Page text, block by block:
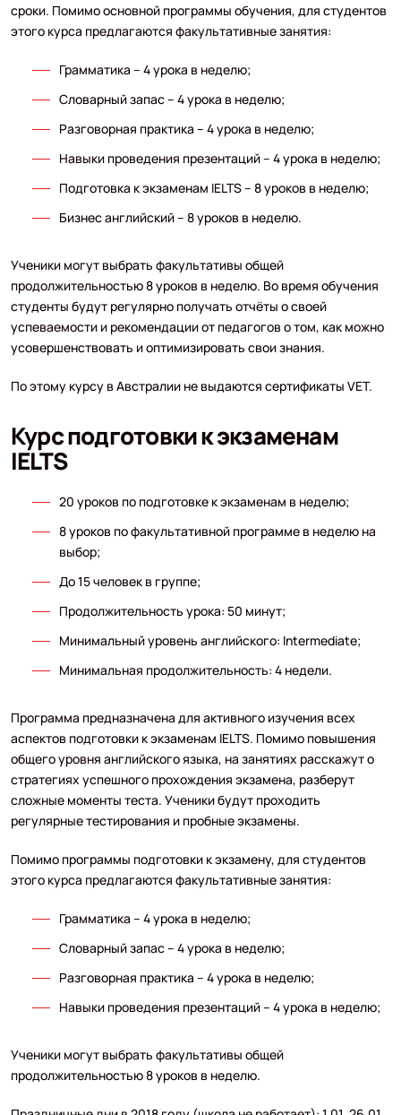
сроки. Помимо основной программы обучения, для студентов
этого курса предлагаются факультативные занятия:
Грамматика – 4 урока в неделю;
Словарный запас – 4 урока в неделю;
Разговорная практика – 4 урока в неделю;
Навыки проведения презентаций – 4 урока в неделю;
Подготовка к экзаменам IELTS – 8 уроков в неделю;
Бизнес английский – 8 уроков в неделю.
Ученики могут выбрать факультативы общей
продолжительностью 8 уроков в неделю. Во время обучения
студенты будут регулярно получать отчёты о своей
успеваемости и рекомендации от педагогов о том, как можно
усовершенствовать и оптимизировать свои знания.
По этому курсу в Австралии не выдаются сертификаты VET.
Курс подготовки к экзаменам
IELTS
20 уроков по подготовке к экзаменам в неделю;
8 уроков по факультативной программе в неделю на
выбор;
До 15 человек в группе;
Продолжительность урока: 50 минут;
Минимальный уровень английского: Intermediate;
Минимальная продолжительность: 4 недели.
Программа предназначена для активного изучения всех
аспектов подготовки к экзаменам IELTS. Помимо повышения
общего уровня английского языка, на занятиях расскажут о
стратегиях успешного прохождения экзамена, разберут
сложные моменты теста. Ученики будут проходить
регулярные тестирования и пробные экзамены.
Помимо программы подготовки к экзамену, для студентов
этого курса предлагаются факультативные занятия:
Грамматика – 4 урока в неделю;
Словарный запас – 4 урока в неделю;
Разговорная практика – 4 урока в неделю;
Навыки проведения презентаций – 4 урока в неделю;
Ученики могут выбрать факультативы общей
продолжительностью 8 уроков в неделю.